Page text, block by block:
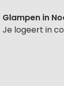
Glampen in
Je logeert in